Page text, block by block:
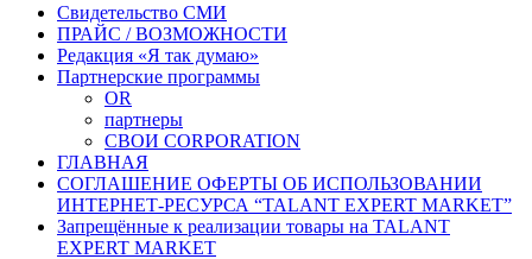
Свидетельство СМИ
ПРАЙС / ВОЗМОЖНОСТИ
Редакция «Я так думаю»
Партнерские программы
OR
партнеры
СВОИ CORPORATION
ГЛАВНАЯ
СОГЛАШЕНИЕ ОФЕРТЫ ОБ ИСПОЛЬЗОВАНИИ
ИНТЕРНЕТ-РЕСУРСА “TALANT EXPERT MARKET”
Запрещённые к реализации товары на TALANT
EXPERT MARKET